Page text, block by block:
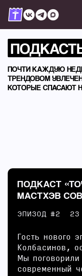
ПОЧТИ КАЖДУЮ
ТРЕНДОВОМ
КОТОРЫЕ СПАСАЮТ
ПОДКАСТ
МАСТХЭВ
ЭПИЗОД #2 23
Гость нового
Колбасинов,
Мы
современный